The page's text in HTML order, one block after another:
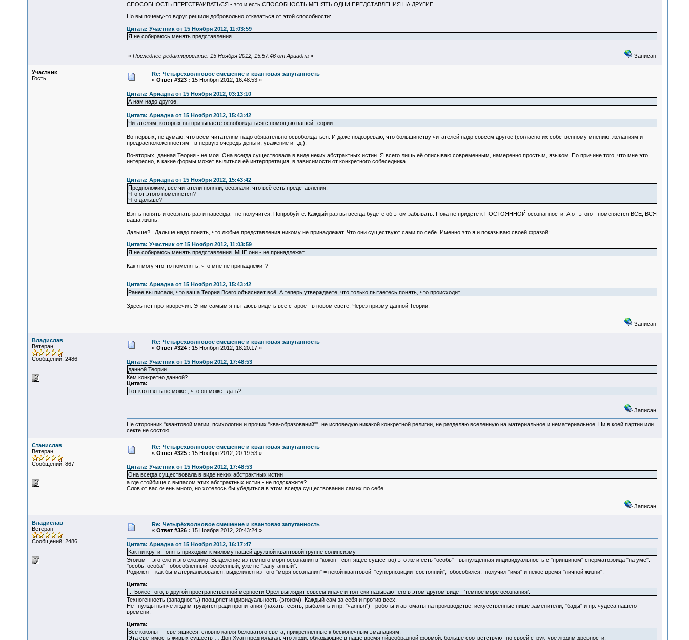
СПОСОБНОСТЬ ПЕРЕСТРАИВАТЬСЯ - это и есть СПОСОБНОСТЬ МЕНЯТЬ ОДНИ ПРЕДСТАВЛЕНИЯ НА ДРУГИЕ.
Но вы почему-то вдруг решили добровольно отказаться от этой способности:
Цитата: Участник от 15 Ноября 2012, 11:03:59
Я не собираюсь менять представления.
« Последнее редактирование: 15 Ноября 2012, 15:57:46 от Ариадна» Записан
Участник
Гость
Re: Четырёхволновое смешение и квантовая запутанность
« Ответ #323 : 15 Ноября 2012, 16:48:53 »
Цитата: Ариадна от 15 Ноября 2012, 03:13:10
А нам надо другое.
Цитата: Ариадна от 15 Ноября 2012, 15:43:42
Читателям, которых вы призываете освобождаться с помощью вашей теории.
Во-первых, не думаю, что всем читателям надо обязательно освобождаться. И даже подозреваю, что большинству читателей надо совсем другое (согласно их собственному мнению, желаниям и
предрасположенностям - в первую очередь деньги, уважение и т.д.).
Во-вторых, данная Теория - не моя. Она всегда существовала в виде неких абстрактных истин. Я всего лишь её описываю современным, намеренно простым, языком. По причине того, что мне это
интересно, в какие формы может вылиться её интерпретация, в зависимости от конкретного собеседника.
Цитата: Ариадна от 15 Ноября 2012, 15:43:42
Предположим, все читатели поняли, осознали, что всё есть представления.
Что от этого поменяется?
Что дальше?
Взять понять и осознать раз и навсегда - не получится. Попробуйте. Каждый раз вы всегда будете об этом забывать. Пока не придёте к ПОСТОЯННОЙ осознанности. А от этого - поменяется ВСЁ, ВСЯ
ваша жизнь.
Дальше?.. Дальше надо понять, что любые представления никому не принадлежат. Что они существуют сами по себе. Именно это я и показываю своей фразой:
Цитата: Участник от 15 Ноября 2012, 11:03:59
Я не собираюсь менять представления. МНЕ они - не принадлежат.
Как я могу что-то поменять, что мне не принадлежит?
Цитата: Ариадна от 15 Ноября 2012, 15:43:42
Ранее вы писали, что ваша Теория Всего объясняет всё. А теперь утверждаете, что только пытаетесь понять, что происходит.
Здесь нет противоречия. Этим самым я пытаюсь видеть всё старое - в новом свете. Через призму данной Теории.
Записан
Владислав
Ветеран
Сообщений: 2486
Re: Четырёхволновое смешение и квантовая запутанность
« Ответ #324 : 15 Ноября 2012, 18:20:17 »
Цитата: Участник от 15 Ноября 2012, 17:48:53
данной Теории.
Кем конкретно данной?
Цитата:
Тот кто взять не может, что он может дать?
Записан
Не сторонник "квантовой магии, психологии и прочих "ква-образований"", не исповедую никакой конкретной религии, не разделяю вселенную на материальное и нематериальное. Ни в коей партии или
секте не состою.
Станислав
Ветеран
Сообщений: 867
Re: Четырёхволновое смешение и квантовая запутанность
« Ответ #325 : 15 Ноября 2012, 20:19:53 »
Цитата: Участник от 15 Ноября 2012, 17:48:53
Она всегда существовала в виде неких абстрактных истин
а где стойбище с выпасом этих абстрактных истин - не подскажите?
Слов от вас очень много, но хотелось бы убедиться в этом всегда существовании самих по себе.
Записан
Владислав
Ветеран
Сообщений: 2486
Re: Четырёхволновое смешение и квантовая запутанность
« Ответ #326 : 15 Ноября 2012, 20:43:24 »
Цитата: Ариадна от 15 Ноября 2012, 16:17:47
Как ни крути - опять приходим к милому нашей дружной квантовой группе солипсизму
Эгоизм - эго ело и эго елозило. Выделение из темного моря осознания в "кокон - святящее существо) это же и есть "особь" - вынужденная индивидуальность с "принципом" сперматозоида "на уме".
"особь, особа" - обособленный, особенный, уже не "запутанный".
Родился - как бы материализовался, выделился из того "моря осознания" = некой квантовой "суперпозиции состояний", обособился, получил "имя" и некое время "личной жизни".
Цитата:
... Более того, в другой пространственной мерности Орел выглядит совсем иначе и толтеки называют его в этом другом виде - 'темное море осознания'.
Техногенность (западность) поощряет индивидуальность (эгоизм). Каждый сам за себя и против всех.
Нет нужды нынче людям трудится ради пропитания (пахать, сеять, рыбалить и пр. "чаянья") - роботы и автоматы на производстве, искусственные пище заменители, "бады" и пр. чудеса нашего
времени.
Цитата:
Все коконы — светящиеся, словно капля беловатого света, прикрепленные к бесконечным эманациям.
Эта светимость живых существ … Дон Хуан предполагал, что люди, обладающие в наше время яйцеобразной формой, больше соответствуют по своей структуре людям древности.